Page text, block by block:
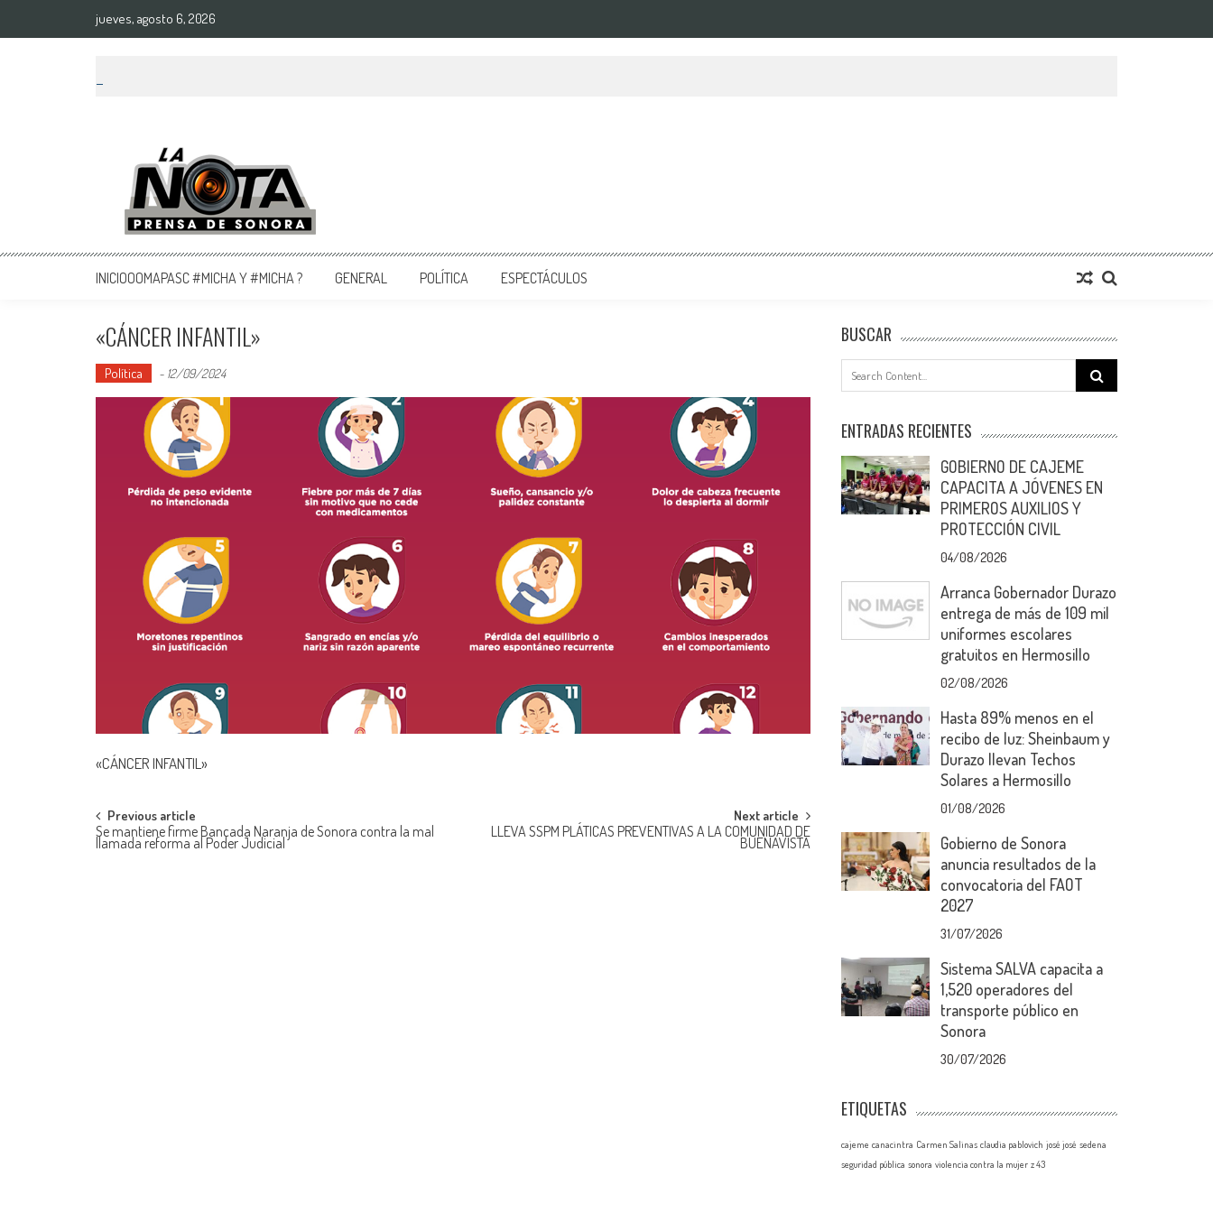
jueves, agosto 6, 2026
La Nota Prensa De Sonora
Noticias del día
INICIOOOMAPASC #MICHA Y #MICHA ? GENERAL POLÍTICA ESPECTÁCULOS
«CÁNCER INFANTIL»
Política - 12/09/2024
«CÁNCER INFANTIL»
Post
navigation
Previous article
Se mantiene firme Bancada Naranja de Sonora contra la mal
llamada reforma al Poder Judicial
Next article
LLEVA SSPM PLÁTICAS PREVENTIVAS A LA COMUNIDAD DE
BUENAVISTA
BUSCAR
Search
for:
ENTRADAS RECIENTES
GOBIERNO DE CAJEME
CAPACITA A JÓVENES EN
PRIMEROS AUXILIOS Y
PROTECCIÓN CIVIL
04/08/2026
Arranca Gobernador Durazo
entrega de más de 109 mil
uniformes escolares
gratuitos en Hermosillo
02/08/2026
Hasta 89% menos en el
recibo de luz: Sheinbaum y
Durazo llevan Techos
Solares a Hermosillo
01/08/2026
Gobierno de Sonora
anuncia resultados de la
convocatoria del FAOT
2027
31/07/2026
Sistema SALVA capacita a
1,520 operadores del
transporte público en
Sonora
30/07/2026
ETIQUETAS
cajeme canacintra Carmen Salinas claudia pablovich josé josé sedena
seguridad pública sonora violencia contra la mujer z 43